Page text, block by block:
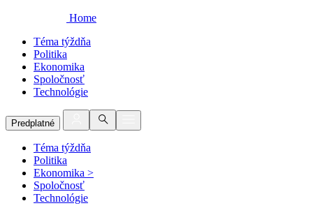
Home
Téma týždňa
Politika
Ekonomika
Spoločnosť
Technológie
Predplatné
Téma týždňa
Politika
Ekonomika >
Spoločnosť
Technológie